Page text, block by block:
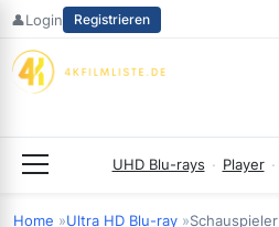
Zum
springen
👤Login Registrieren
UHD Blu-rays · Player ·
Home Ultra HD Blu-ray Schauspieler